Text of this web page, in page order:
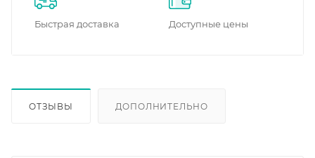
Быстрая доставка Доступные цены
ОТЗЫВЫ ДОПОЛНИТЕЛЬНО